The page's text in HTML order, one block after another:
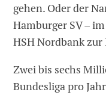
gehen. Oder der
Hamburger SV –
HSH Nordbank
Zwei bis sechs
Bundesliga pro